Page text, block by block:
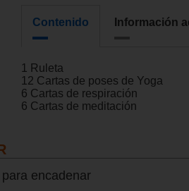
Contenido Información
1 Ruleta
12 Cartas de poses de Yoga
6 Cartas de respiración
6 Cartas de meditación
encadenar